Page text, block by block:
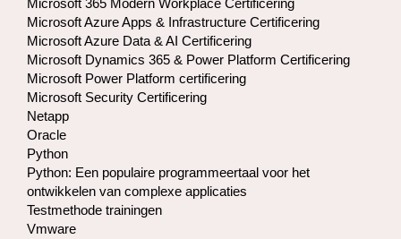
Microsoft 365 Modern Workplace Certificering
Microsoft Azure Apps & Infrastructure Certificering
Microsoft Azure Data & AI Certificering
Microsoft Dynamics 365 & Power Platform Certificering
Microsoft Power Platform certificering
Microsoft Security Certificering
Netapp
Oracle
Python
Python: Een populaire programmeertaal voor het
ontwikkelen van complexe applicaties
Testmethode trainingen
Vmware